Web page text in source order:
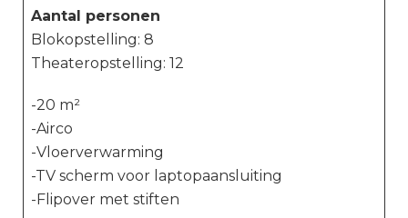
Aantal personen
Blokopstelling: 8
Theateropstelling: 12
-20 m²
-Airco
-Vloerverwarming
-TV scherm voor laptopaansluiting
-Flipover met stiften